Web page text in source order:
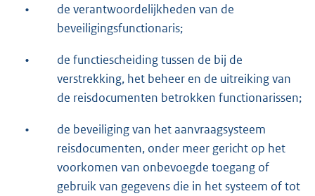
•
de verantwoordelijkheden van de
beveiligingsfunctionaris;
•
de functiescheiding tussen de bij de
verstrekking, het beheer en de uitreiking van
de reisdocumenten betrokken functionarissen;
•
de beveiliging van het aanvraagsysteem
reisdocumenten, onder meer gericht op het
voorkomen van onbevoegde toegang of
gebruik van gegevens die in het systeem of tot